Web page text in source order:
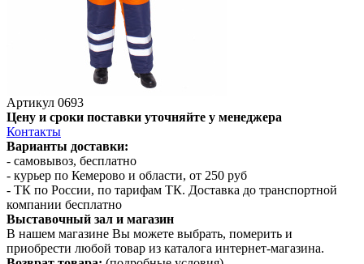
Артикул 0693
Цену и сроки поставки уточняйте у менеджера
Контакты
Варианты доставки:
- самовывоз, бесплатно
- курьер по Кемерово и области, от 250 руб
- ТК по России, по тарифам ТК. Доставка до транспортной
компании бесплатно
Выставочный зал и магазин
В нашем магазине Вы можете выбрать, померить и
приобрести любой товар из каталога интернет-магазина.